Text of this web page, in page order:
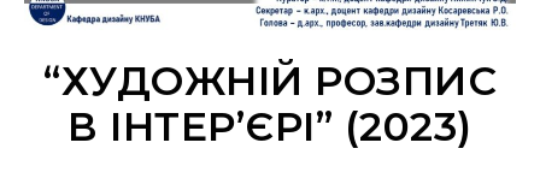
“ХУДОЖНІЙ РОЗПИС
В ІНТЕР’ЄРІ” (2023)